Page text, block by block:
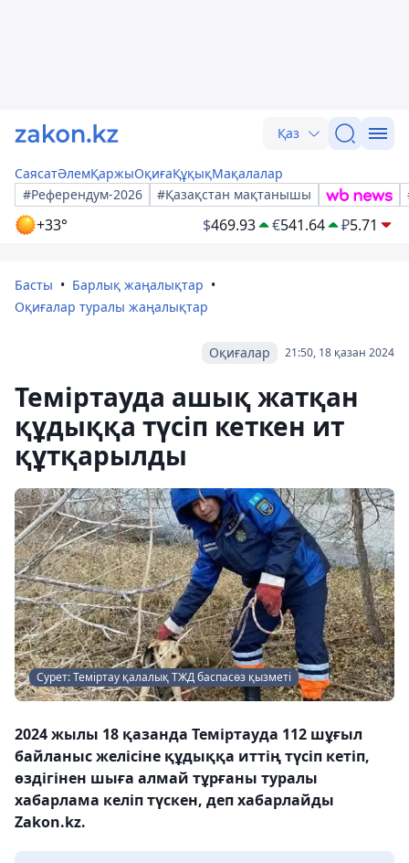
Қаз
СаясатӘлемҚаржыОқиғаҚұқықМақалалар
#Референдум-2026
#Қазақстан мақтанышы
+33° $469.93 €541.64 ₽5.71
Басты
Барлық жаңалықтар
Оқиғалар туралы жаңалықтар
21:50, 18 қазан 2024
Оқиғалар
Теміртауда ашық жатқан
құдыққа түсіп кеткен ит
құтқарылды
Сурет: Теміртау қалалық ТЖД баспасөз қызметі
2024 жылы 18 қазанда Теміртауда 112 шұғыл
байланыс желісіне құдыққа иттің түсіп кетіп,
өздігінен шыға алмай тұрғаны туралы
хабарлама келіп түскен, деп хабарлайды
Zakon.kz.